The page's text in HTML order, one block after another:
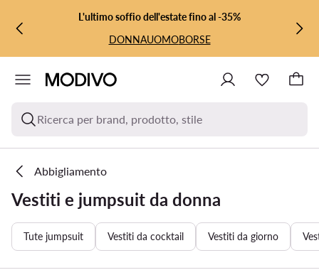
VAI AL CONTENUTO PRINCIPALE
VAI ALLA RICERCAL'ultimo soffio dell'estate fino al -35%
DONNAUOMOBORSE
Ricerca per brand, prodotto, stile
Abbigliamento
Vestiti e jumpsuit da donna
Tute jumpsuit Vestiti da cocktail Vestiti da giorno